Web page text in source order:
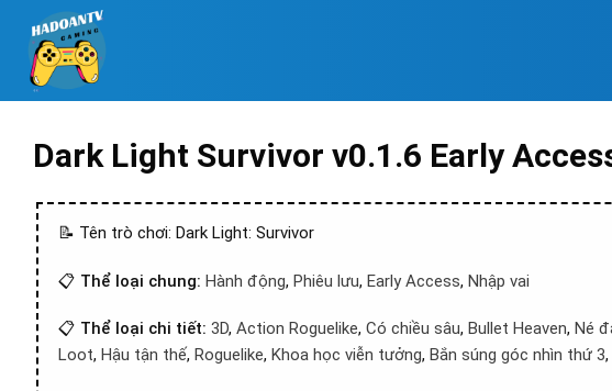
Dark Light Survivor v0.1.6 Early
📝 Tên trò chơi: Dark Light: Survivor
📋 Thể loại chung: Hành động, Phiêu lưu, Early Access, Nhập vai
📋 Thể loại chi tiết: 3D, Action Roguelike, Có chiều sâu, Bullet Heaven, Né
Loot, Hậu tận thế, Roguelike, Khoa học viễn tưởng, Bắn súng góc nhìn thứ 3,